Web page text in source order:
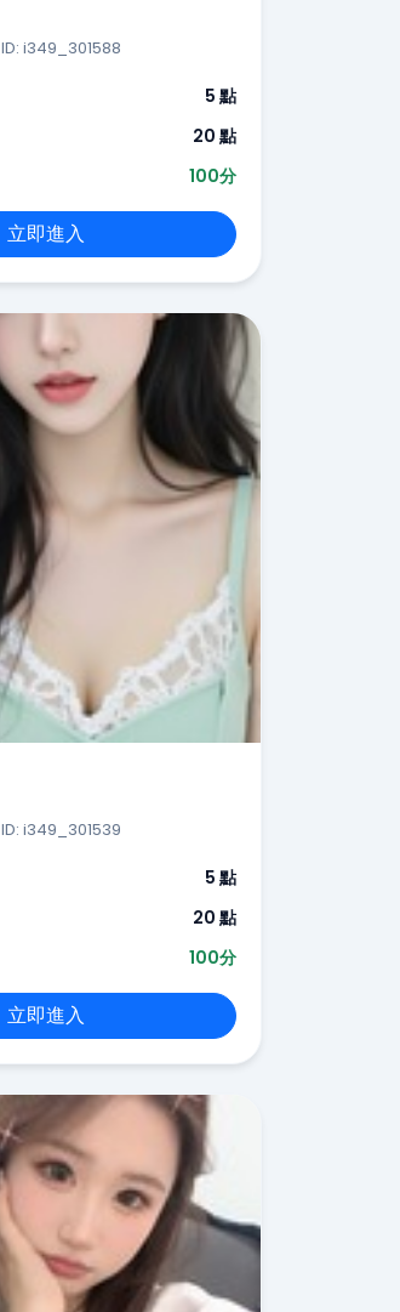
ID: i349_301588
5 點
20 點
100分
立即進入
ID: i349_301539
5 點
20 點
100分
立即進入